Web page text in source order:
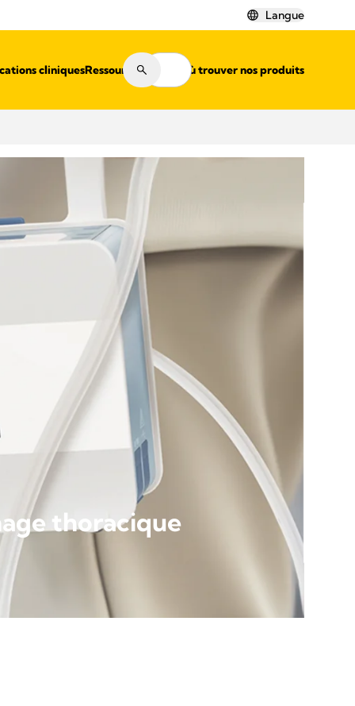
Langue
cliniquesRessources Où trouver nos produits
thoracique